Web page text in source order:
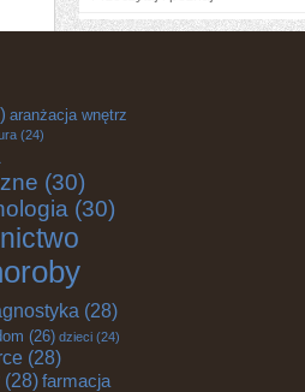
aranżacja wnętrz
(24)
(30)
(30)
(28)
(26) dzieci (24)
(28)
(28)farmacja